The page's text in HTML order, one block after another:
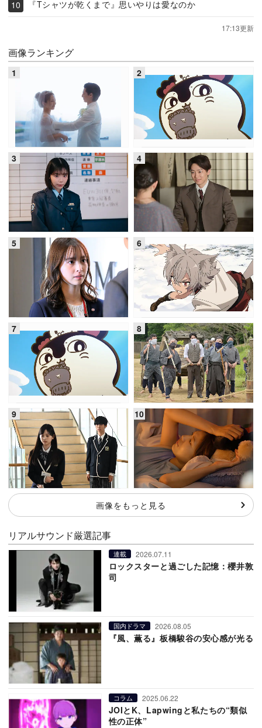
『Tシャツが乾くまで』思いやりは愛なのか
17:13更新
画像ランキング
画像をもっと見る
リアルサウンド厳選記事
連載 2026.07.11
ロックスターと過ごした記憶：櫻井敦
司
国内ドラマ 2026.08.05
『風、薫る』板橋駿谷の安心感が光る
コラム 2025.06.22
JOIとK、Lapwingと私たちの“類似
性の正体”